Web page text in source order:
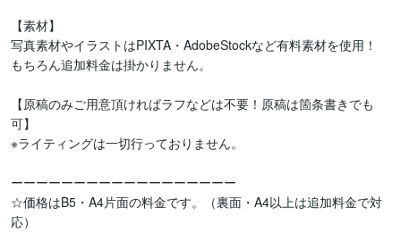
【素材】
写真素材やイラストはPIXTA・AdobeStockなど有料素材を使用！
もちろん追加料金は掛かりません。
【原稿のみご用意頂ければラフなどは不要！原稿は箇条書きでも
可】
※ライティングは一切行っておりません。
ーーーーーーーーーーーーーーーーーー
☆価格はB5・A4片面の料金です。（裏面・A4以上は追加料金で対
応）